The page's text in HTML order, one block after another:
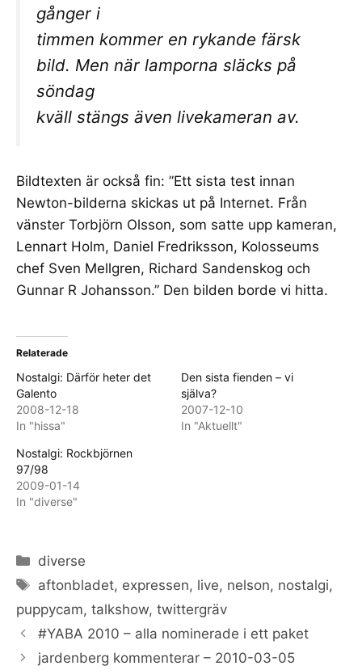
gånger i
timmen kommer en rykande färsk
bild. Men när lamporna släcks på
söndag
kväll stängs även livekameran av.
Bildtexten är också fin: ”Ett sista test innan
Newton-bilderna skickas ut på Internet. Från
vänster Torbjörn Olsson, som satte upp kameran,
Lennart Holm, Daniel Fredriksson, Kolosseums
chef Sven Mellgren, Richard Sandenskog och
Gunnar R Johansson.” Den bilden borde vi hitta.
Relaterade
Nostalgi: Därför heter det
Galento
2008-12-18
In "hissa"
Den sista fienden – vi
själva?
2007-12-10
In "Aktuellt"
Nostalgi: Rockbjörnen
97/98
2009-01-14
In "diverse"
Categories
diverse
Tags
aftonbladet, expressen, live, nelson, nostalgi,
puppycam, talkshow, twittergräv
#YABA 2010 – alla nominerade i ett paket
jardenberg kommenterar – 2010-03-05